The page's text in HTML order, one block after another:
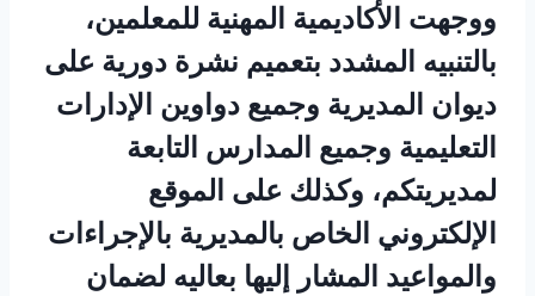
ووجهت الأكاديمية المهنية للمعلمين،
بالتنبيه المشدد بتعميم نشرة دورية على
ديوان المديرية وجميع دواوين الإدارات
التعليمية وجميع المدارس التابعة
لمديريتكم، وكذلك على الموقع
الإلكتروني الخاص بالمديرية بالإجراءات
والمواعيد المشار إليها بعاليه لضمان